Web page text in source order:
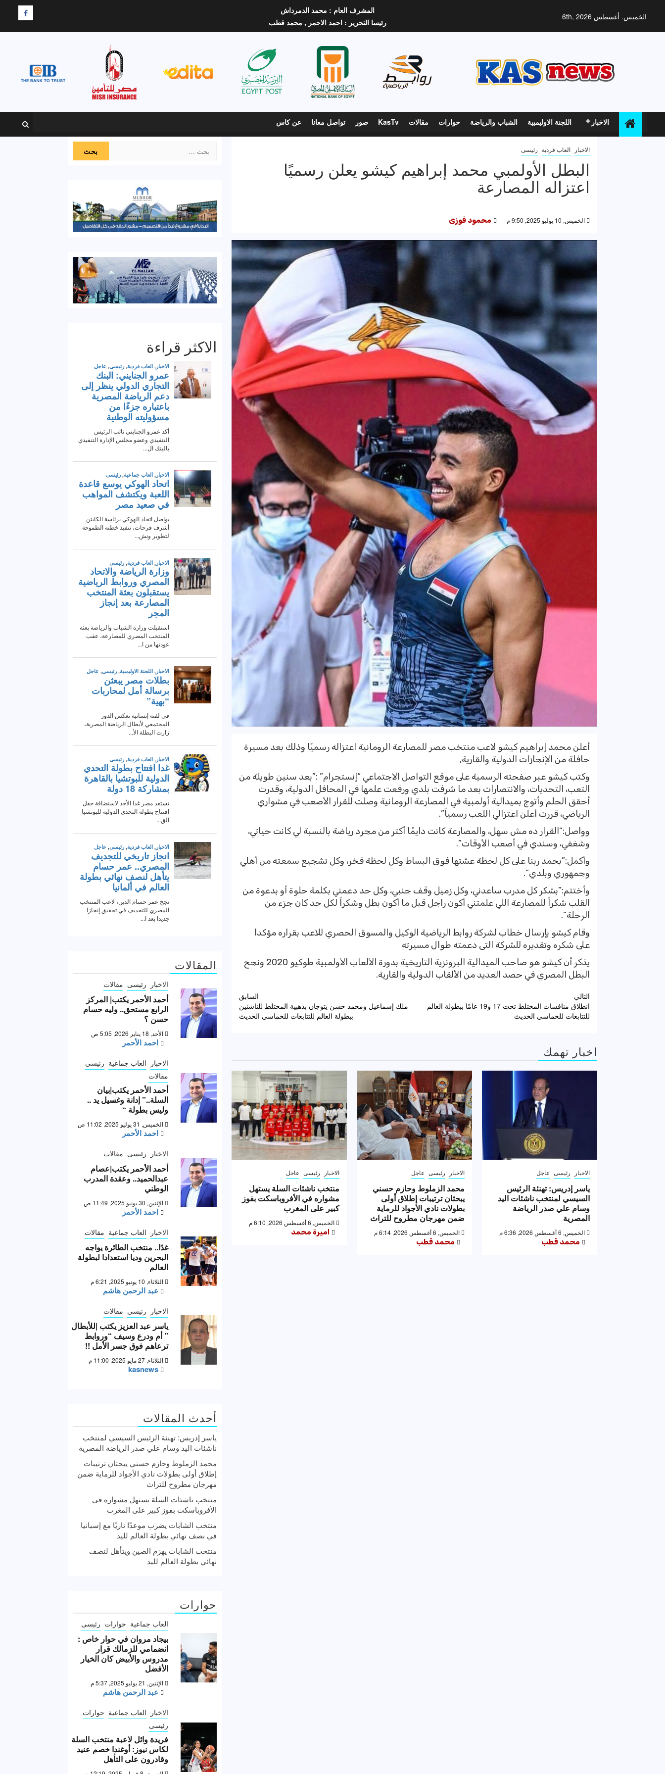
الخميس. أغسطس 6th, 2026
المشرف العام : محمد الدمرداش
رئيسا التحرير : احمد الاحمر , محمد قطب
F
الاخبار اللجنة الاوليمبية الشباب والرياضة حوارات مقالات KasTv صور تواصل معانا عن كاس
الاخبار العاب فردية رئيسى
البطل الأولمبي محمد إبراهيم كيشو يعلن رسميًا
اعتزاله المصارعة
الخميس, 10 يوليو 2025, 9:50 م محمود فوزى
أعلن محمد إبراهيم كيشو لاعب منتخب مصر للمصارعة الرومانية اعتزاله رسميًا وذلك بعد مسيرة
حافلة من الإنجازات الدولية والقارية,
وكتب كيشو عبر صفحته الرسمية على موقع التواصل الاجتماعي “إنستجرام” :”بعد سنين طويلة من
التعب، التحديات، والانتصارات بعد ما شرفت بلدي ورفعت علمها في المحافل الدولية، وقدرت
أحقق الحلم وأتوج بميدالية أولمبية في المصارعة الرومانية وصلت للقرار الأصعب في مشواري
الرياضي، قررت أعلن اعتزالي اللعب رسمياً”.
وواصل:”القرار ده مش سهل، والمصارعة كانت دايمًا أكتر من مجرد رياضة بالنسبة لي كانت حياتي،
وشغفي، وسندي في أصعب الأوقات”.
وأكمل:”بحمد ربنا على كل لحظة عشتها فوق البساط وكل لحظة فخر، وكل تشجيع سمعته من أهلي
وجمهوري وبلدي”.
وأختتم:”بشكر كل مدرب ساعدني، وكل زميل وقف جنبي، وكل حد دعمني بكلمة حلوة أو بدعوة من
القلب شكراً للمصارعة اللي علمتني أكون راجل قبل ما أكون بطل وشكراً لكل حد كان جزء من
الرحلة”.
وقام كيشو بإرسال خطاب لشركة روابط الرياضية الوكيل والمسوق الحصري للاعب بقراره مؤكدا
على شكره وتقديره للشركة التى دعمته طوال مسيرته
يذكر أن كيشو هو صاحب الميدالية البرونزية التاريخية بدورة الألعاب الأولمبية طوكيو 2020 ونجح
البطل المصري في حصد العديد من الألقاب الدولية والقارية.
تصفّح
المقالات
السابق
ملك إسماعيل ومحمد حسن يتوجان بذهبية المختلط للناشئين
ببطولة العالم للتتابعات للخماسي الحديث
التالي
انطلاق منافسات المختلط تحت 17 و19 عامًا ببطولة العالم
للتتابعات للخماسي الحديث
اخبار تهمك
الاخبار رئيسى عاجل
ياسر إدريس: تهنئة الرئيس
السيسي لمنتخب ناشئات اليد
وسام علي صدر الرياضة
المصرية
الخميس, 6 أغسطس 2026, 6:36 م
محمد قطب
الاخبار رئيسى عاجل
محمد الزملوط وحازم حسني
يبحثان ترتيبات إطلاق أولى
بطولات نادي الأجواد للرماية
ضمن مهرجان مطروح للتراث
الخميس, 6 أغسطس 2026, 6:14 م
محمد قطب
الاخبار رئيسى عاجل
منتخب ناشئات السلة يستهل
مشواره في الأفروباسكت بفوز
كبير على المغرب
الخميس, 6 أغسطس 2026, 6:10 م
اميرة محمد
عن:
الاكثر قراءة
المقالات
الاخبار رئيسى مقالات
أحمد الأحمر يكتب| المركز
الرابع مستحق.. وليه حسام
حسن ؟
الأحد, 18 يناير 2026, 5:05 ص
احمد الأحمر
الاخبار العاب جماعية رئيسى
مقالات
أحمد الأحمر يكتب|بيان
السلة..” إدانة وغسيل يد ..
وليس بطولة “
الخميس, 31 يوليو 2025, 11:02 ص
احمد الأحمر
الاخبار رئيسى مقالات
أحمد الأحمر يكتب|عصام
عبدالحميد.. وعقدة المدرب
الوطني
الإثنين, 30 يونيو 2025, 11:49 ص
احمد الأحمر
الاخبار العاب جماعية مقالات
غدًا.. منتخب الطائرة يواجه
البحرين وديا استعدادا لبطولة
العالم
الثلاثاء, 10 يونيو 2025, 6:21 م
عبد الرحمن هاشم
الاخبار رئيسى مقالات
ياسر عبد العزيز يكتب |للأبطال
” أم ودرع وسيف “وروابط
ترعاهم فوق جسر الأمل !!
الثلاثاء, 27 مايو 2025, 11:00 م
kasnews
أحدث المقالات
ياسر إدريس: تهنئة الرئيس السيسي لمنتخب
ناشئات اليد وسام علي صدر الرياضة المصرية
محمد الزملوط وحازم حسني يبحثان ترتيبات
إطلاق أولى بطولات نادي الأجواد للرماية ضمن
مهرجان مطروح للتراث
منتخب ناشئات السلة يستهل مشواره في
الأفروباسكت بفوز كبير على المغرب
منتخب الشابات يضرب موعدًا ناريًا مع إسبانيا
في نصف نهائي بطولة العالم لليد
منتخب الشابات يهزم الصين ويتأهل لنصف
نهائي بطولة العالم لليد
حوارات
العاب جماعية حوارات رئيسى
بيجاد مروان في حوار خاص :
انضمامي للزمالك قرار
مدروس والأبيض كان الخيار
الأفضل
الإثنين, 21 يوليو 2025, 5:37 م
عبد الرحمن هاشم
الاخبار العاب جماعية حوارات
رئيسى
فريدة وائل لاعبة منتخب السلة
لكاس نيوز: أوغندا خصم عنيد
وقادرون على التأهل